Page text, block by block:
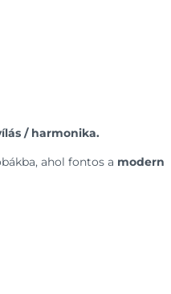
/ harmonika.
ahol fontos a modern